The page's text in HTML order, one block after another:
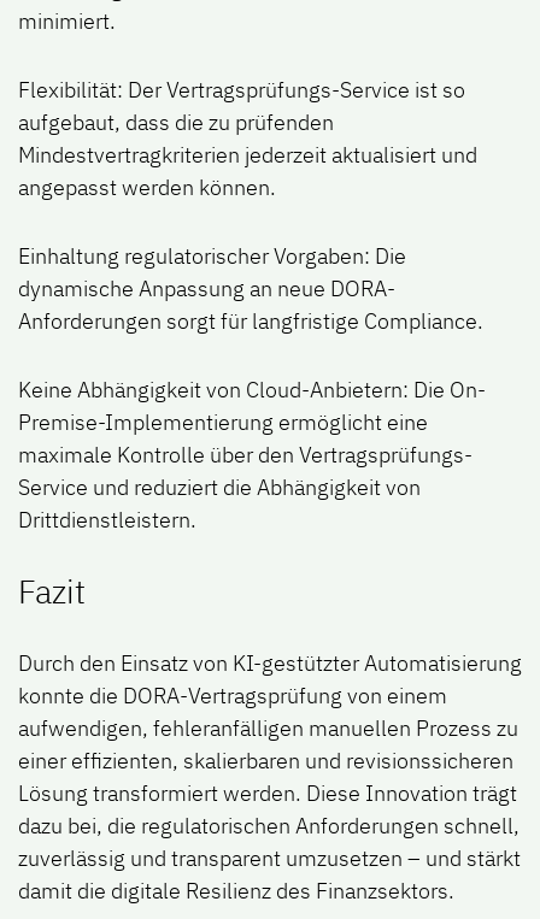
minimiert.
Flexibilität: Der Vertragsprüfungs-Service ist so
aufgebaut, dass die zu prüfenden
Mindestvertragkriterien jederzeit aktualisiert und
angepasst werden können.
Einhaltung regulatorischer Vorgaben: Die
dynamische Anpassung an neue DORA-
Anforderungen sorgt für langfristige Compliance.
Keine Abhängigkeit von Cloud-Anbietern: Die On-
Premise-Implementierung ermöglicht eine
maximale Kontrolle über den Vertragsprüfungs-
Service und reduziert die Abhängigkeit von
Drittdienstleistern.
Fazit
Durch den Einsatz von KI-gestützter Automatisierung
konnte die DORA-Vertragsprüfung von einem
aufwendigen, fehleranfälligen manuellen Prozess zu
einer effizienten, skalierbaren und revisionssicheren
Lösung transformiert werden. Diese Innovation trägt
dazu bei, die regulatorischen Anforderungen schnell,
zuverlässig und transparent umzusetzen – und stärkt
damit die digitale Resilienz des Finanzsektors.